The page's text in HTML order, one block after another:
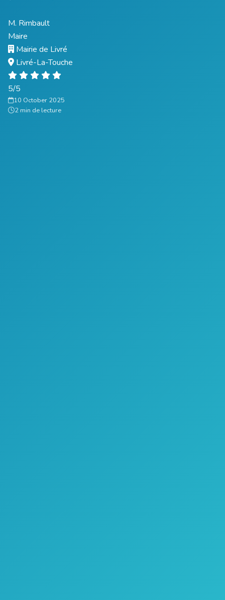
M. Rimbault
Maire
Mairie de Livré
Livré-La-Touche
5/5
10 October 2025
2 min de lecture